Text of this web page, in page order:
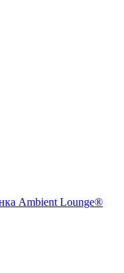
Ambient Lounge®